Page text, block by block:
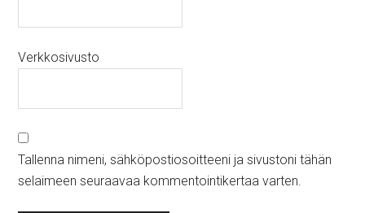
Verkkosivusto
Tallenna nimeni, sähköpostiosoitteeni ja sivustoni tähän
selaimeen seuraavaa kommentointikertaa varten.